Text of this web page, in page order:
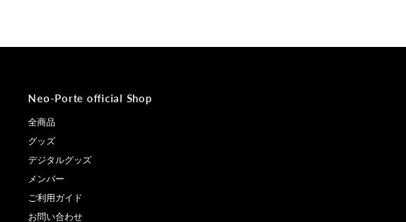
Neo-Porte official Shop
全商品
グッズ
デジタルグッズ
メンバー
ご利用ガイド
お問い合わせ